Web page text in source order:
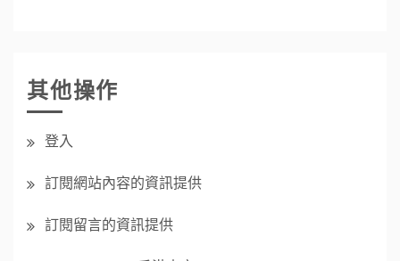
其他操作
登入
訂閱網站內容的資訊提供
訂閱留言的資訊提供